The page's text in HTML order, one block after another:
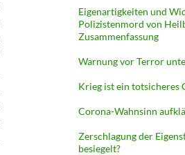
Eigenartigkeiten und
Polizistenmord von
Zusammenfassung
Warnung vor Terror
Krieg ist ein totsicheres
Corona-Wahnsinn
Zerschlagung der
besiegelt?